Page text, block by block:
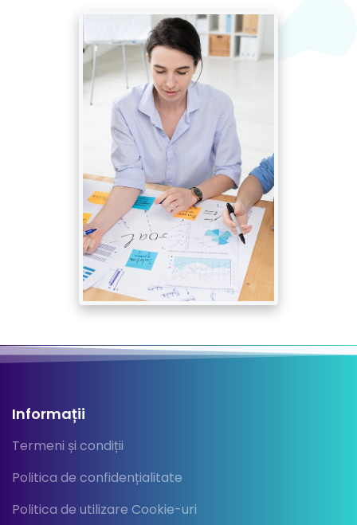
Informații
Termeni și condiții
Politica de confidențialitate
Politica de utilizare Cookie-uri